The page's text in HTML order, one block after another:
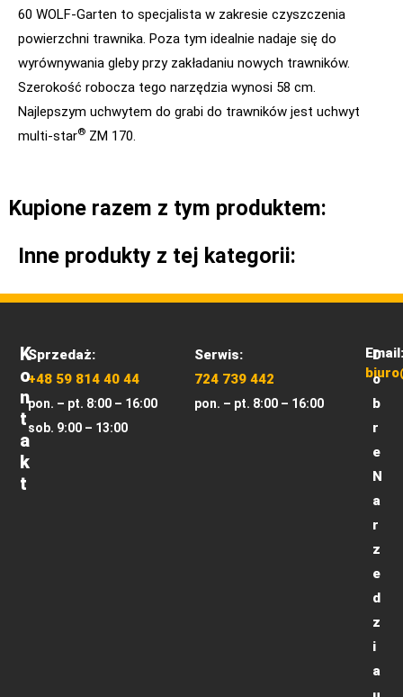
60 WOLF-Garten to specjalista w zakresie czyszczenia
powierzchni trawnika. Poza tym idealnie nadaje się do
wyrównywania gleby przy zakładaniu nowych trawników.
Szerokość robocza tego narzędzia wynosi 58 cm.
Najlepszym uchwytem do grabi do trawników jest uchwyt
multi-star® ZM 170.
Kupione razem z tym produktem:
Inne produkty z tej kategorii:
K
O
N
T
A
K
T
Sprzedaż:
+48 59 814 40 44
pon. – pt. 8:00 – 16:00
sob. 9:00 – 13:00
Serwis:
724 739 442
pon. – pt. 8:00 – 16:00
Email:
D
o
b
r
e
N
a
r
z
e
d
z
i
a